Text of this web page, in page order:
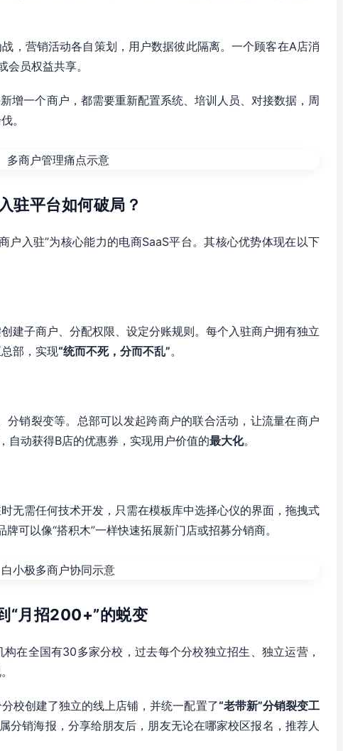
，营销活动各自策划，用户数据彼此隔离。一个顾客在A店消
员权益共享。
增一个商户，都需要重新配置系统、培训人员、对接数据，周
。
驻平台如何破局？
户入驻”为核心能力的电商SaaS平台。其核心优势体现在以下
建子商户、分配权限、设定分账规则。每个入驻商户拥有独立
部，实现“统而不死，分而不乱”。
销裂变等。总部可以发起跨商户的联合活动，让流量在商户
自动获得B店的优惠券，实现用户价值的最大化。
无需任何技术开发，只需在模板库中选择心仪的界面，拖拽式
牌可以像“搭积木”一样快速拓展新门店或招募分销商。
“月招200+”的蜕变
在全国有30多家分校，过去每个分校独立招生、独立运营，
校创建了独立的线上店铺，并统一配置了“老带新”分销裂变工
分销海报，分享给朋友后，朋友无论在哪家校区报名，推荐人